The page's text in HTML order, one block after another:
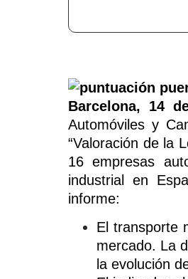
Barcelona, 14
Automóviles y
“Valoración de la
16 empresas
industrial en
informe:
El transporte
mercado. La
la evolución